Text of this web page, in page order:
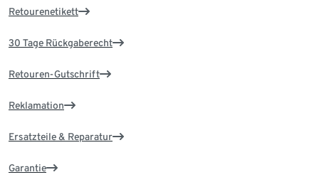
Retourenetikett
30 Tage Rückgaberecht
Retouren-Gutschrift
Reklamation
Ersatzteile & Reparatur
Garantie